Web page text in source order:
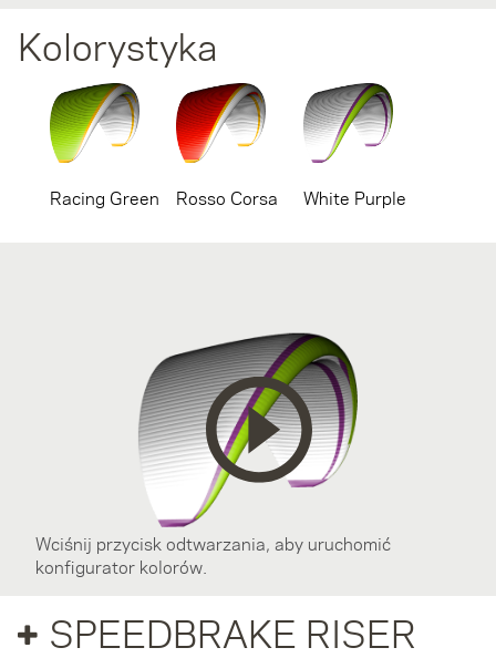
Kolorystyka
Racing Green Rosso Corsa White Purple
Wciśnij przycisk odtwarzania, aby uruchomić
konfigurator kolorów.
SPEEDBRAKE RISER